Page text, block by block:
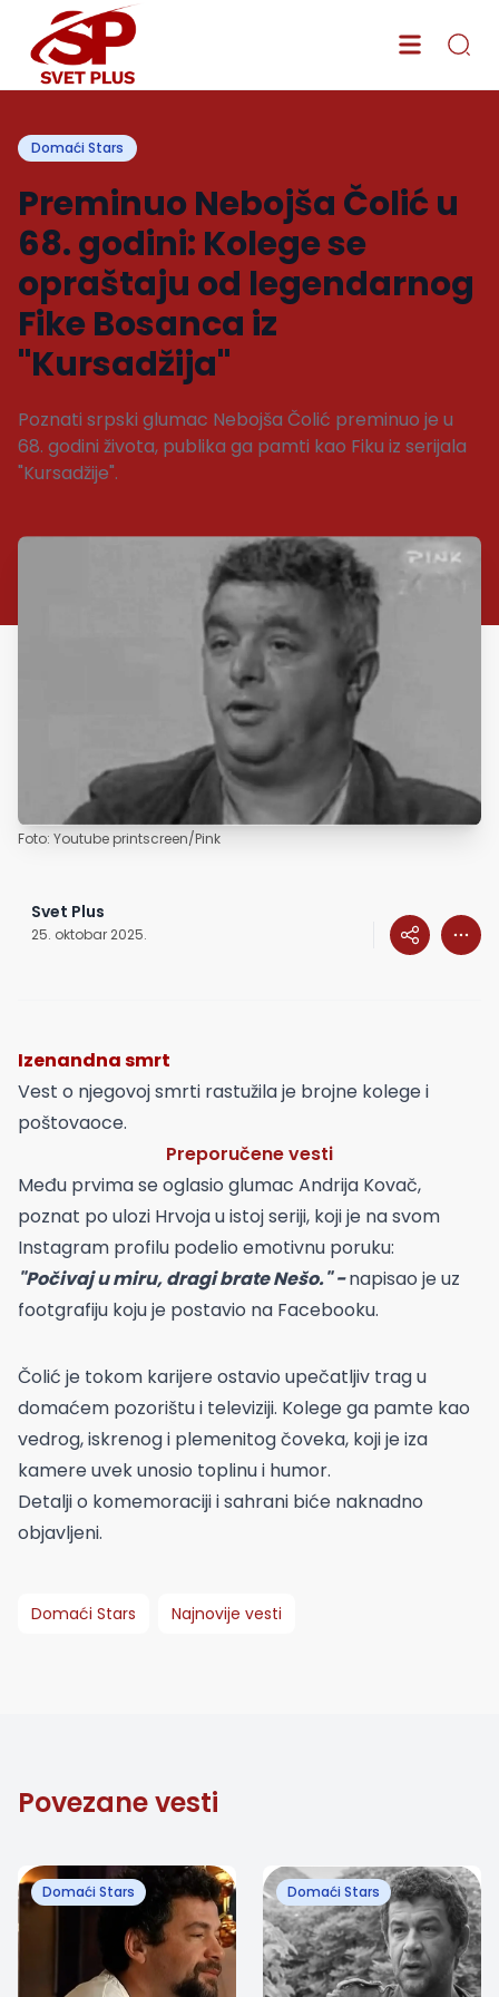
Domaći Stars
Preminuo Nebojša Čolić u
68. godini: Kolege se
opraštaju od legendarnog
Fike Bosanca iz
"Kursadžija"
Poznati srpski glumac Nebojša Čolić preminuo je u
68. godini života, publika ga pamti kao Fiku iz serijala
"Kursadžije".
Foto: Youtube printscreen/Pink
Svet Plus
25. oktobar 2025.
Izenandna smrt
Vest o njegovoj smrti rastužila je brojne kolege i
poštovaoce.
Preporučene vesti
Među prvima se oglasio glumac Andrija Kovač,
poznat po ulozi Hrvoja u istoj seriji, koji je na svom
Instagram profilu podelio emotivnu poruku:
"Počivaj u miru, dragi brate Nešo." -napisao je uz
footgrafiju koju je postavio na Facebooku.
Čolić je tokom karijere ostavio upečatljiv trag u
domaćem pozorištu i televiziji. Kolege ga pamte kao
vedrog, iskrenog i plemenitog čoveka, koji je iza
kamere uvek unosio toplinu i humor.
Detalji o komemoraciji i sahrani biće naknadno
objavljeni.
Domaći Stars Najnovije vesti
Povezane vesti
Domaći Stars Domaći Stars